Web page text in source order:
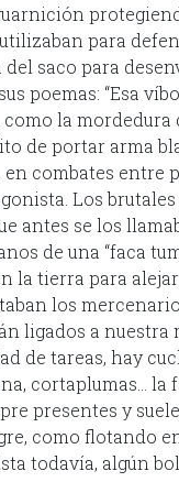
para
saco para
poemas: “Esa
la
de portar arma
combates entre
Los
antes se los
de una “faca
la tierra para
los
ligados a
de tareas, hay
cortaplumas…
presentes y
como flotando
todavía, algún